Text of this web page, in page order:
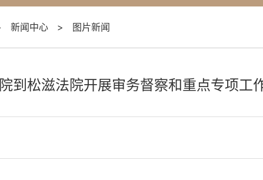
新闻中心 > 图片新闻
到松滋法院开展审务督察和重点专项工